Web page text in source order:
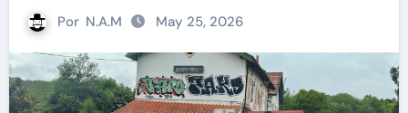
Por N.A.M May 25, 2026